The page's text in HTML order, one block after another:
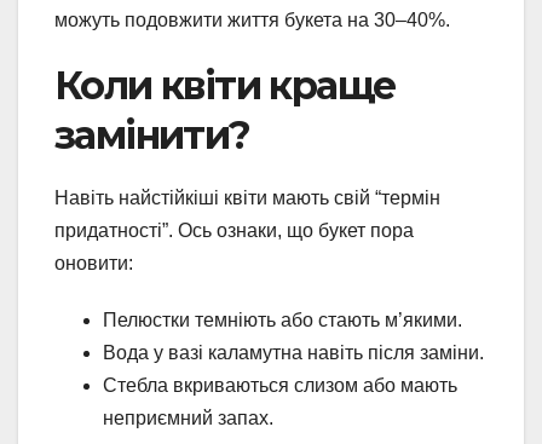
можуть подовжити життя букета на 30–40%.
Коли квіти краще
замінити?
Навіть найстійкіші квіти мають свій “термін
придатності”. Ось ознаки, що букет пора
оновити:
Пелюстки темніють або стають м’якими.
Вода у вазі каламутна навіть після заміни.
Стебла вкриваються слизом або мають
неприємний запах.